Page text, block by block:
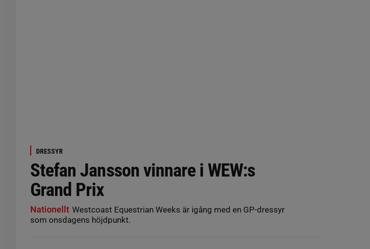
DRESSYR
Stefan Jansson vinnare i WEW:s
Grand Prix
Nationellt Westcoast Equestrian Weeks är igång med en GP-dressyr
som onsdagens höjdpunkt.